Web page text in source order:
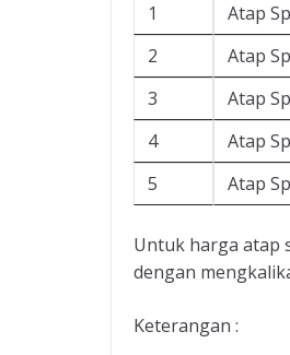
1
Atap
2
Atap
3
Atap
4
Atap
5
Atap
Untuk harga atap
dengan
Keterangan :